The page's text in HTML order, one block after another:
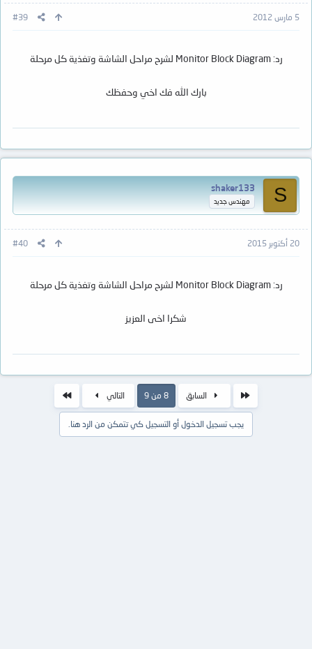
5 مارس 2012 #39
رد: Monitor Block Diagram لشرح مراحل الشاشة وتغذية كل مرحلة
بارك الله فك اخي وحفظك
S
shaker133
مهندس جديد
20 أكتوبر 2015 #40
رد: Monitor Block Diagram لشرح مراحل الشاشة وتغذية كل مرحلة
شكرا اخى العزيز
السابق 8 من 9 التالي
يجب تسجيل الدخول أو التسجيل كي تتمكن من الرد هنا.